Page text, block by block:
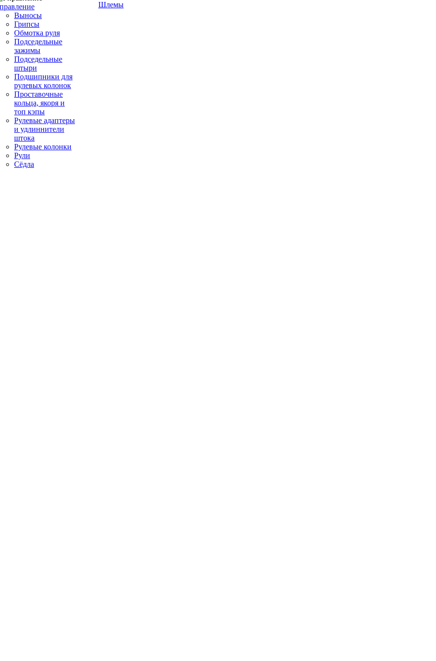
Выносы
Грипсы
Обмотка руля
Подседельные
зажимы
Подседельные
штыри
Подшипники для
рулевых колонок
Проставочные
кольца, якоря и
топ кэпы
Рулевые адаптеры
и удлиннители
штока
Рулевые колонки
Рули
Сёдла
Шлемы